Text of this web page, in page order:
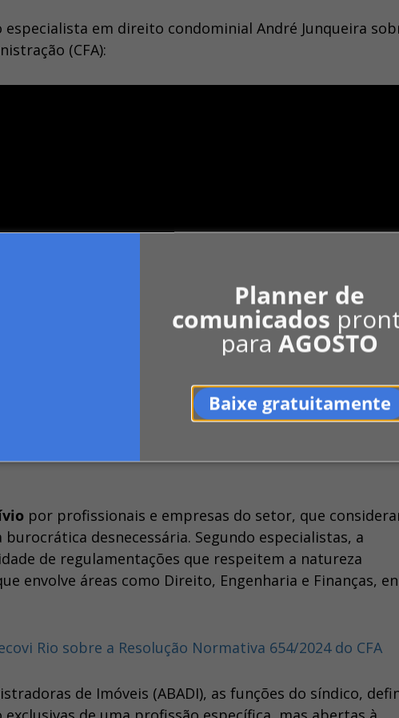
Planner de
comunicados
paraAGOSTO
Baixe gratuitamente
especialista em direito condominial André Junqueira
(CFA):
por profissionais e empresas do setor, que
desnecessária. Segundo especialistas, a
de regulamentações que respeitem a natureza
envolve áreas como Direito, Engenharia e Finanças,
Rio sobre a Resolução Normativa 654/2024 do CFA
de Imóveis (ABADI), as funções do síndico,